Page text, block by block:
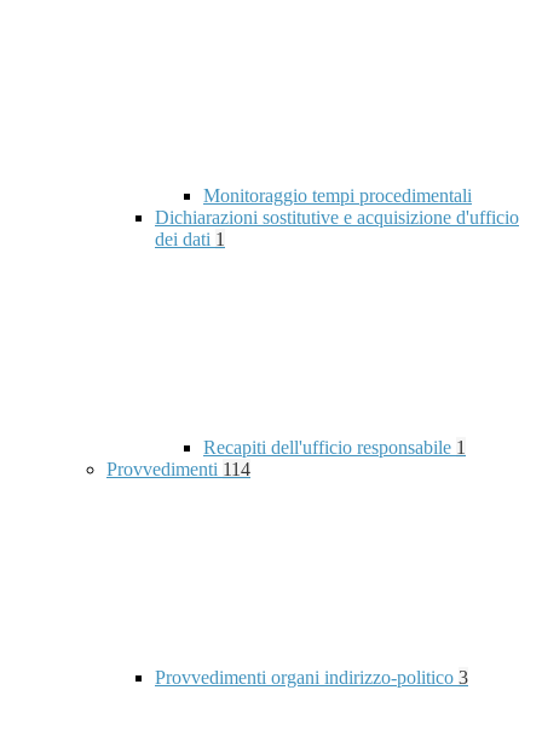
Monitoraggio tempi procedimentali
Dichiarazioni sostitutive e acquisizione d'ufficio
dei dati 1
Recapiti dell'ufficio responsabile 1
Provvedimenti 114
Provvedimenti organi indirizzo-politico 3